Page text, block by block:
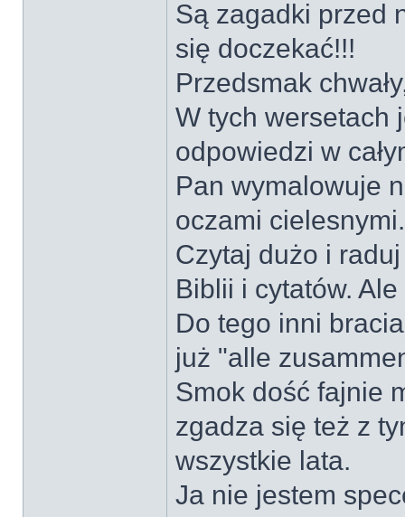
Są zagadki przed
się doczekać!!!
Przedsmak
W tych wersetach
odpowiedzi w
Pan wymalowuje
oczami cielesnymi.
Czytaj dużo i
Biblii i cytatów.
Do tego inni
już "alle
Smok dość fajnie
zgadza się też z
wszystkie lata.
Ja nie jestem